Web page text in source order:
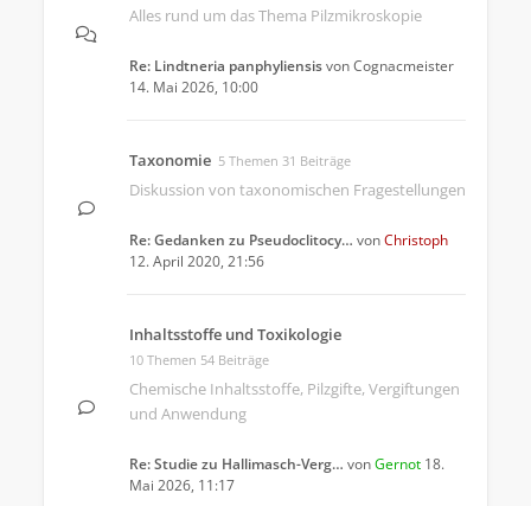
Alles rund um das Thema Pilzmikroskopie
Re: Lindtneria panphyliensisvonCognacmeister
14. Mai 2026, 10:00
Taxonomie 5 Themen 31 Beiträge
Diskussion von taxonomischen Fragestellungen
Re: Gedanken zu Pseudoclitocy… vonChristoph
12. April 2020, 21:56
Inhaltsstoffe und Toxikologie
10 Themen 54 Beiträge
Chemische Inhaltsstoffe, Pilzgifte, Vergiftungen
und Anwendung
Re: Studie zu Hallimasch-Verg… vonGernot 18.
Mai 2026, 11:17